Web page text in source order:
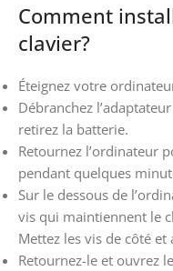
Comment
clavier?
Éteignez votre
Débranchez
retirez la batterie.
Retournez l’ordinateur
pendant quelques
Sur le dessous de
vis qui maintiennent le
Mettez les vis de côté
Retournez-le et ouvrez